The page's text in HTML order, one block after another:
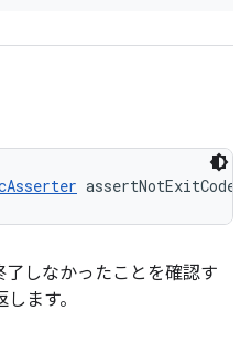
しなかったことを確認す
します。